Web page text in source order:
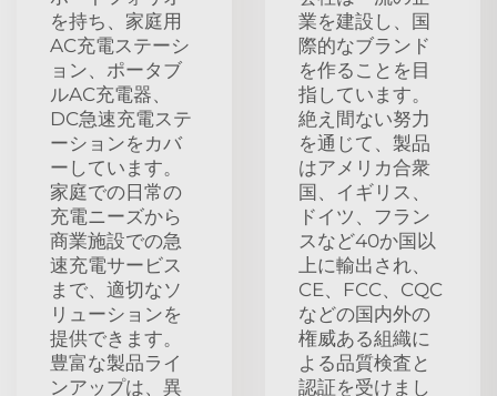
を持ち、家庭用
AC充電ステーシ
ョン、ポータブ
ルAC充電器、
DC急速充電ステ
ーションをカバ
ーしています。
家庭での日常の
充電ニーズから
商業施設での急
速充電サービス
まで、適切なソ
リューションを
提供できます。
豊富な製品ライ
ンアップは、異
業を建設し、国
際的なブランド
を作ることを目
指しています。
絶え間ない努力
を通じて、製品
はアメリカ合衆
国、イギリス、
ドイツ、フラン
スなど40か国以
上に輸出され、
CE、FCC、CQC
などの国内外の
権威ある組織に
よる品質検査と
認証を受けまし